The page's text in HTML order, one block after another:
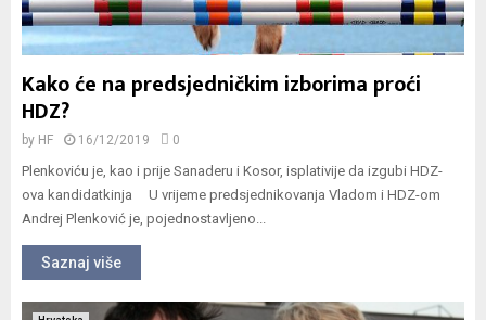
Kako će na predsjedničkim izborima proći
HDZ?
by HF 16/12/2019 0
Plenkoviću je, kao i prije Sanaderu i Kosor, isplativije da izgubi HDZ-
ova kandidatkinja U vrijeme predsjednikovanja Vladom i HDZ-om
Andrej Plenković je, pojednostavljeno...
Saznaj više